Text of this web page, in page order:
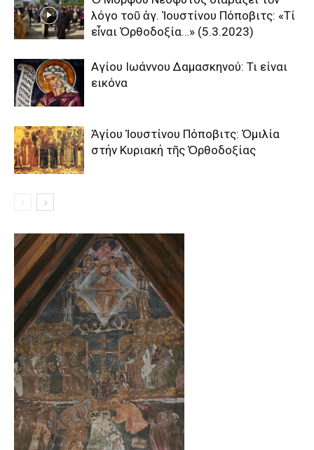
λόγο τοῦ ἁγ. Ἰουστίνου Πόποβιτς: «Τί
εἶναι Ὀρθοδοξία…» (5.3.2023)
Αγίου Ιωάννου Δαμασκηνού: Τι είναι
εικόνα
Ἁγίου Ἰουστίνου Πόποβιτς: Ὁμιλία
στήν Κυριακή τῆς Ὀρθοδοξίας